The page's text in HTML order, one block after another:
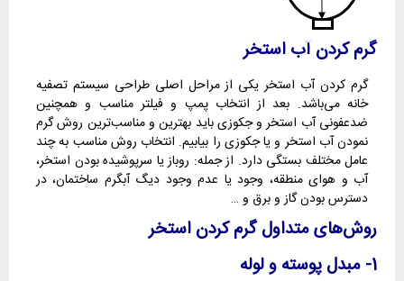
گرم کردن آب استخر
گرم کردن آب استخر یکی از مراحل اصلی طراحی سیستم تصفیه
خانه می‌باشد. بعد از انتخاب پمپ و فیلتر مناسب و همچنین
ضدعفونی آب استخر و جکوزی باید بهترین و مناسب‌ترین روش گرم
نمودن آب استخر و یا جکوزی را بیابیم. انتخاب روش مناسب به چند
عامل مختلف بستگی دارد. از جمله: روباز یا سرپوشیده بودن استخر،
آب و هوای منطقه، وجود یا عدم وجود دیگ آبگرم ساختمان، در
دسترس بودن گاز و برق و …
روش‌های متداول گرم کردن استخر
1- مبدل پوسته و لوله